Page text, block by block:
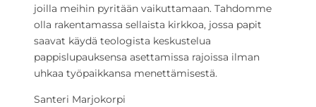
joilla meihin pyritään vaikuttamaan. Tahdomme
olla rakentamassa sellaista kirkkoa, jossa papit
saavat käydä teologista keskustelua
pappislupauksensa asettamissa rajoissa ilman
uhkaa työpaikkansa menettämisestä.
Santeri Marjokorpi